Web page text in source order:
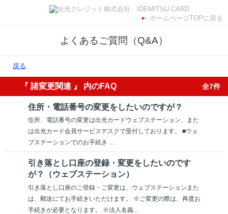
ホームページTOPに戻る
よくあるご質問（Q&A）
戻る
『 諸変更関連 』 内のFAQ 全7件
住所・電話番号の変更をしたいのですが？
住所、電話番号の変更は出光カードウェブステーション、また
は出光カード会員サービスデスクで受付しております。 ■ウェ
ブステーションでのお手続き ...
引き落とし口座の登録・変更をしたいのです
が？（ウェブステーション）
引き落とし口座のご登録・ご変更は、ウェブステーションまた
は、郵送にてお手続きいただけます。 ※ご変更の際は、再度お
手続きが必要となります。 ※法人名義...